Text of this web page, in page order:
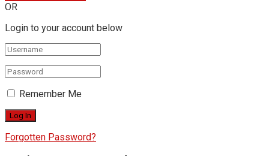
OR
Login to your account below
Remember Me
Forgotten Password?